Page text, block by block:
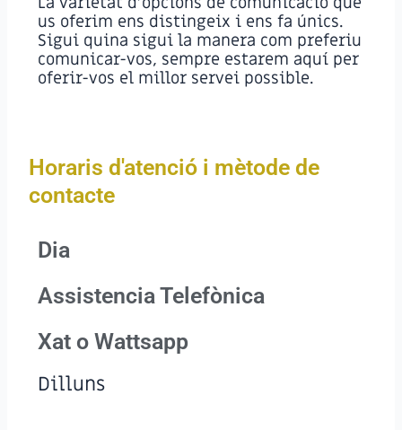
us oferim ens distingeix i ens fa únics.
Sigui quina sigui la manera com preferiu
comunicar-vos, sempre estarem aquí per
oferir-vos el millor servei possible.
Horaris d'atenció i mètode de
contacte
Dia
Assistencia Telefònica
Xat o Wattsapp
Dilluns